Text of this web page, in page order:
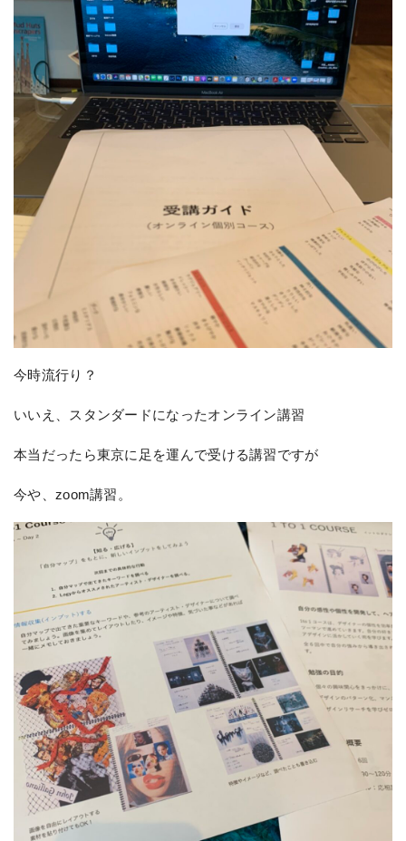
今時流行り？
いいえ、スタンダードになったオンライン講習
本当だったら東京に足を運んで受ける講習ですが
今や、zoom講習。